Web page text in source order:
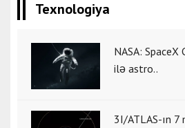
Texnologiya
NASA: SpaceX
ilə astro..
3I/ATLAS-ın 7